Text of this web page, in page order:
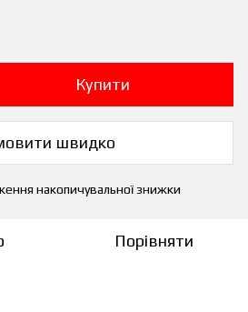
Купити
швидко
накопичувальної знижки
Порівняти